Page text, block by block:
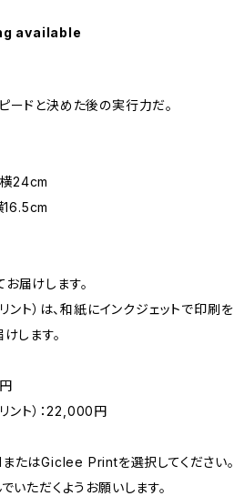
available
ドと決めた後の実行力だ。
24cm
届けします。
ト）は、和紙にインクジェットで印刷を
します。
ント）：22,000円
たはGiclee Printを選択してください。
ただくようお願いします。